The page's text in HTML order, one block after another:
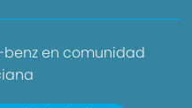
en comunidad